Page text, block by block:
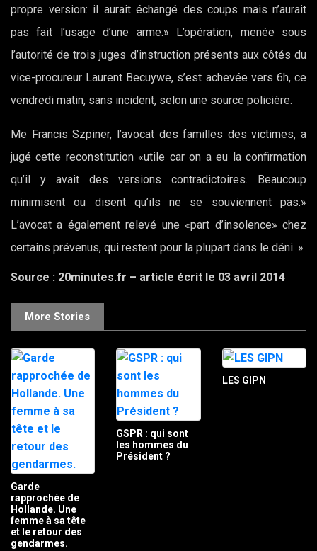
propre version: il aurait échangé des coups mais n’aurait
pas fait l’usage d’une arme.» L’opération, menée sous
l’autorité de trois juges d’instruction présents aux côtés du
vice-procureur Laurent Becuywe, s’est achevée vers 6h, ce
vendredi matin, sans incident, selon une source policière.
Me Francis Szpiner, l’avocat des familles des victimes, a
jugé cette reconstitution «utile car on a eu la confirmation
qu’il y avait des versions contradictoires. Beaucoup
minimisent ou disent qu’ils ne se souviennent pas.»
L’avocat a également relevé une «part d’insolence» chez
certains prévenus, qui restent pour la plupart dans le déni. »
Source : 20minutes.fr – article écrit le 03 avril 2014
More Stories
Garde
rapprochée de
Hollande. Une
femme à sa tête
et le retour des
gendarmes.
GSPR : qui sont
les hommes du
Président ?
LES GIPN